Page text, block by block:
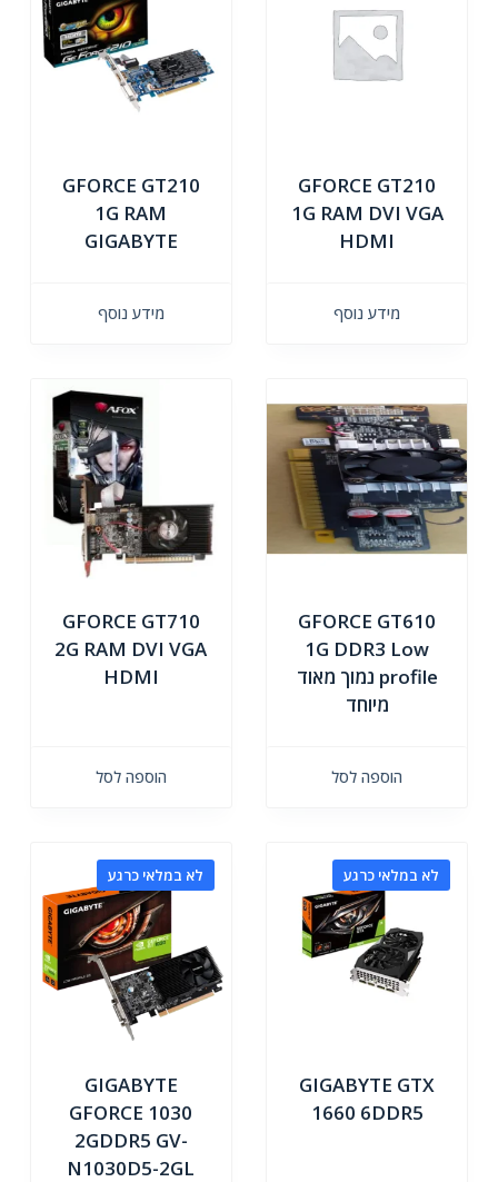
GFORCE GT210
1G RAM DVI VGA
HDMI
מידע נוסף
GFORCE GT210
1G RAM
GIGABYTE
מידע נוסף
GFORCE GT610
1G DDR3 Low
profile נמוך מאוד
מיוחד
הוספה לסל
GFORCE GT710
2G RAM DVI VGA
HDMI
הוספה לסל
לא במלאי כרגע
GIGABYTE GTX
1660 6DDR5
לא במלאי כרגע
GIGABYTE
GFORCE 1030
2GDDR5 GV-
N1030D5-2GL